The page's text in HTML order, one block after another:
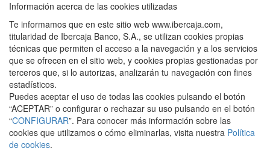
Información acerca de las cookies utilizadas
Te informamos que en este sitio web www.ibercaja.com,
titularidad de Ibercaja Banco, S.A., se utilizan cookies propias
técnicas que permiten el acceso a la navegación y a los servicios
que se ofrecen en el sitio web, y cookies propias gestionadas por
terceros que, si lo autorizas, analizarán tu navegación con fines
estadísticos.
Puedes aceptar el uso de todas las cookies pulsando el botón
“ACEPTAR” o configurar o rechazar su uso pulsando en el botón
“CONFIGURAR”. Para conocer más información sobre las
cookies que utilizamos o cómo eliminarlas, visita nuestra Política
de cookies.